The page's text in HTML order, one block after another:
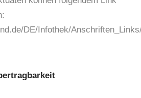
DE/Infothek/